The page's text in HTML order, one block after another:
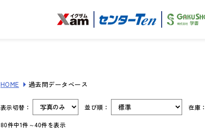
HOME 過去問データベース
表示切替： 並び順： 在庫：
80件中1件～40件を表示